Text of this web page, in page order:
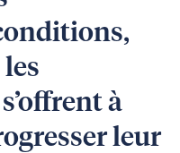
à
leur